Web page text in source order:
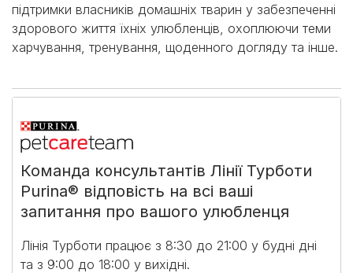
підтримки власників домашніх тварин у забезпеченні
здорового життя їхніх улюбленців, охоплюючи теми
харчування, тренування, щоденного догляду та інше.
Команда консультантів Лінії Турботи
Purina® відповість на всі ваші
запитання про вашого улюбленця
Лінія Турботи працює з 8:30 до 21:00 у будні дні
та з 9:00 до 18:00 у вихідні.​